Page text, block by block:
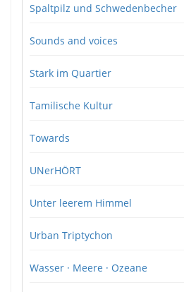
Spaltpilz und Schwedenbecher
Sounds and voices
Stark im Quartier
Tamilische Kultur
Towards
UNerHÖRT
Unter leerem Himmel
Urban Triptychon
Wasser · Meere · Ozeane